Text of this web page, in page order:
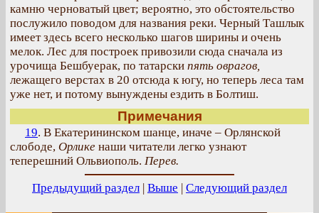
камню черноватый цвет; вероятно, это обстоятельство
послужило поводом для названия реки. Черный Ташлык
имеет здесь всего несколько шагов ширины и очень
мелок. Лес для построек привозили сюда сначала из
урочища Бешбуерак, по татарски пять оврагов,
лежащего верстах в 20 отсюда к югу, но теперь леса там
уже нет, и потому вынуждены ездить в Болтиш.
Примечания
19. В Екатерининском шанце, иначе – Орлянской
слободе, Орлике наши читатели легко узнают
теперешний Ольвиополь. Перев.
Предыдущий раздел | Выше | Следующий раздел